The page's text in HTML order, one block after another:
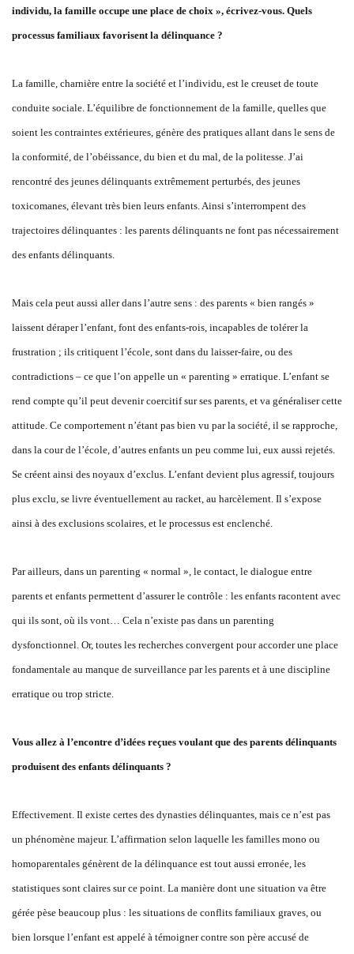
individu, la famille occupe une place de choix », écrivez-vous. Quels
processus familiaux favorisent la délinquance ?
La famille, charnière entre la société et l’individu, est le creuset de toute
conduite sociale. L’équilibre de fonctionnement de la famille, quelles que
soient les contraintes extérieures, génère des pratiques allant dans le sens de
la conformité, de l’obéissance, du bien et du mal, de la politesse. J’ai
rencontré des jeunes délinquants extrêmement perturbés, des jeunes
toxicomanes, élevant très bien leurs enfants. Ainsi s’interrompent des
trajectoires délinquantes : les parents délinquants ne font pas nécessairement
des enfants délinquants.
Mais cela peut aussi aller dans l’autre sens : des parents « bien rangés »
laissent déraper l’enfant, font des enfants-rois, incapables de tolérer la
frustration ; ils critiquent l’école, sont dans du laisser-faire, ou des
contradictions – ce que l’on appelle un « parenting » erratique. L’enfant se
rend compte qu’il peut devenir coercitif sur ses parents, et va généraliser cette
attitude. Ce comportement n’étant pas bien vu par la société, il se rapproche,
dans la cour de l’école, d’autres enfants un peu comme lui, eux aussi rejetés.
Se créent ainsi des noyaux d’exclus. L’enfant devient plus agressif, toujours
plus exclu, se livre éventuellement au racket, au harcèlement. Il s’expose
ainsi à des exclusions scolaires, et le processus est enclenché.
Par ailleurs, dans un parenting « normal », le contact, le dialogue entre
parents et enfants permettent d’assurer le contrôle : les enfants racontent avec
qui ils sont, où ils vont… Cela n’existe pas dans un parenting
dysfonctionnel. Or, toutes les recherches convergent pour accorder une place
fondamentale au manque de surveillance par les parents et à une discipline
erratique ou trop stricte.
Vous allez à l’encontre d’idées reçues voulant que des parents délinquants
produisent des enfants délinquants ?
Effectivement. Il existe certes des dynasties délinquantes, mais ce n’est pas
un phénomène majeur. L’affirmation selon laquelle les familles mono ou
homoparentales génèrent de la délinquance est tout aussi erronée, les
statistiques sont claires sur ce point. La manière dont une situation va être
gérée pèse beaucoup plus : les situations de conflits familiaux graves, ou
bien lorsque l’enfant est appelé à témoigner contre son père accusé de